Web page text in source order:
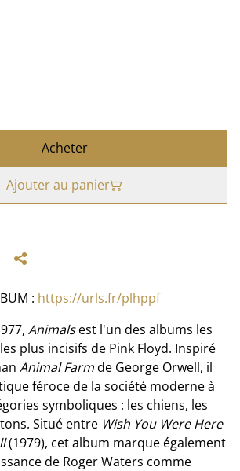
Acheter
Ajouter au panier
: https://urls.fr/plhppf
Animalsest l'un des albums les
plus incisifs de Pink Floyd. Inspiré
Animal Farmde George Orwell, il
féroce de la société moderne à
symboliques : les chiens, les
Situé entre Wish You Were Here
(1979), cet album marque également
de Roger Waters comme